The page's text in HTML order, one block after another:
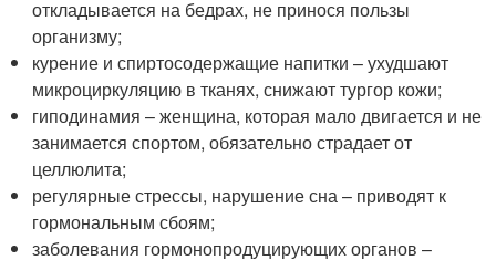
откладывается на бедрах, не принося пользы
организму;
курение и спиртосодержащие напитки – ухудшают
микроциркуляцию в тканях, снижают тургор кожи;
гиподинамия – женщина, которая мало двигается и не
занимается спортом, обязательно страдает от
целлюлита;
регулярные стрессы, нарушение сна – приводят к
гормональным сбоям;
заболевания гормонопродуцирующих органов –